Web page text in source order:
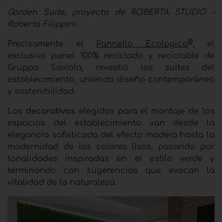
Garden Suite, proyecto de ROBERTA STUDIO -
Roberta Filippini
Precisamente el Pannello Ecologico®, el
exclusivo panel 100% reciclado y reciclable de
Gruppo Saviola, revestió las suites del
establecimiento, uniendo diseño contemporáneo
y sostenibilidad.
Los decorativos elegidos para el montaje de los
espacios del establecimiento van desde la
elegancia sofisticada del efecto madera hasta la
modernidad de los colores lisos, pasando por
tonalidades inspiradas en el estilo verde y
terminando con sugerencias que evocan la
vitalidad de la naturaleza.